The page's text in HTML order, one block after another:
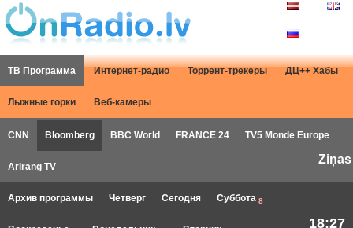
ТВ Программа Интернет-радио Торрент-трекеры ДЦ++ Хабы
Лыжные горки Веб-камеры
CNN Bloomberg BBC World FRANCE 24 TV5 Monde Europe
Arirang TV
Ziņas
Архив программы Четверг Сегодня Суббота 8
18:27